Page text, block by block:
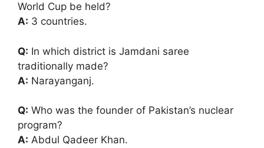
World Cup be held?
A: 3 countries.
Q: In which district is Jamdani saree
traditionally made?
A: Narayanganj.
Q: Who was the founder of Pakistan’s nuclear
program?
A: Abdul Qadeer Khan.